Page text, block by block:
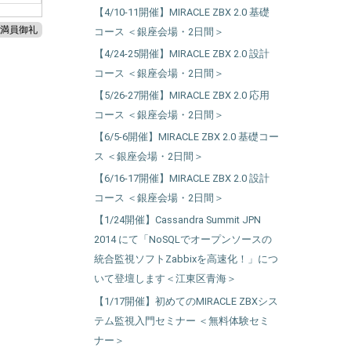
満員御礼
【4/10-11開催】MIRACLE ZBX 2.0 基礎
コース ＜銀座会場・2日間＞
【4/24-25開催】MIRACLE ZBX 2.0 設計
コース ＜銀座会場・2日間＞
【5/26-27開催】MIRACLE ZBX 2.0 応用
コース ＜銀座会場・2日間＞
【6/5-6開催】MIRACLE ZBX 2.0 基礎コー
ス ＜銀座会場・2日間＞
【6/16-17開催】MIRACLE ZBX 2.0 設計
コース ＜銀座会場・2日間＞
【1/24開催】Cassandra Summit JPN
2014 にて「NoSQLでオープンソースの
統合監視ソフトZabbixを高速化！」につ
いて登壇します＜江東区青海＞
【1/17開催】初めてのMIRACLE ZBXシス
テム監視入門セミナー ＜無料体験セミ
ナー＞